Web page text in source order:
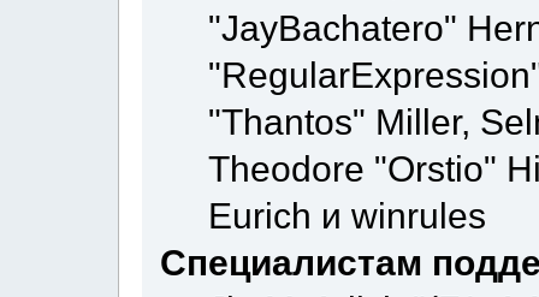
"JayBachatero"
"Thantos" Miller,
Theodore "Orstio"
Eurich и winrules
Специалистам